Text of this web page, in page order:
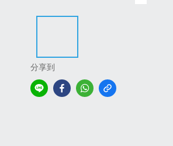
分享到